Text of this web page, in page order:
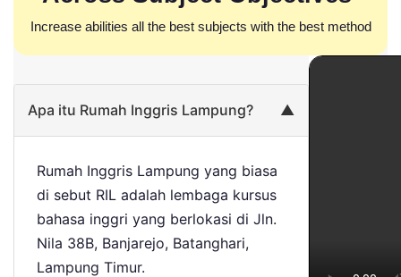
Increase abilities all the best subjects with the best method
Apa itu Rumah Inggris Lampung? ▲
Rumah Inggris Lampung yang biasa
di sebut RIL adalah lembaga kursus
bahasa inggri yang berlokasi di Jln.
Nila 38B, Banjarejo, Batanghari,
Lampung Timur.